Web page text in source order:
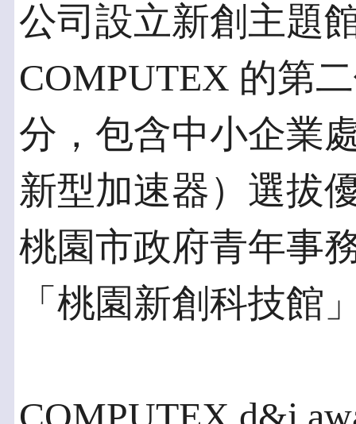
公司設立新創主題
COMPUTEX 的第
分，包含中小企業
新型加速器）選拔
桃園市政府青年事
「桃園新創科技館